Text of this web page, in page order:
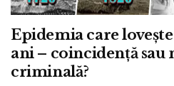
Epidemia care
ani – coincidență sau
criminală?